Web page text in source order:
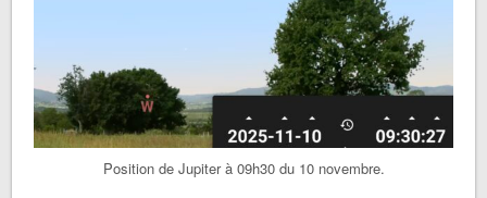
Position de Jupiter à 09h30 du 10 novembre.